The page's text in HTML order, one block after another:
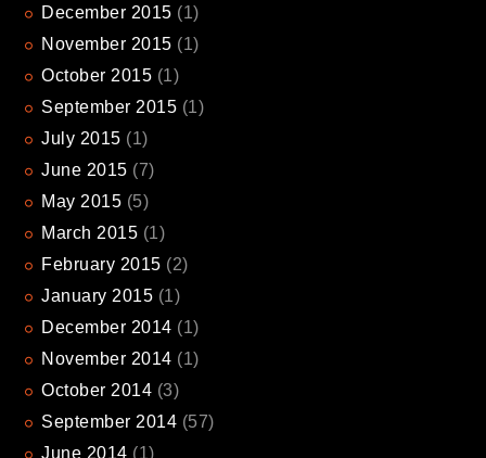
December 2015 (1)
November 2015 (1)
October 2015 (1)
September 2015 (1)
July 2015 (1)
June 2015 (7)
May 2015 (5)
March 2015 (1)
February 2015 (2)
January 2015 (1)
December 2014 (1)
November 2014 (1)
October 2014 (3)
September 2014 (57)
June 2014 (1)